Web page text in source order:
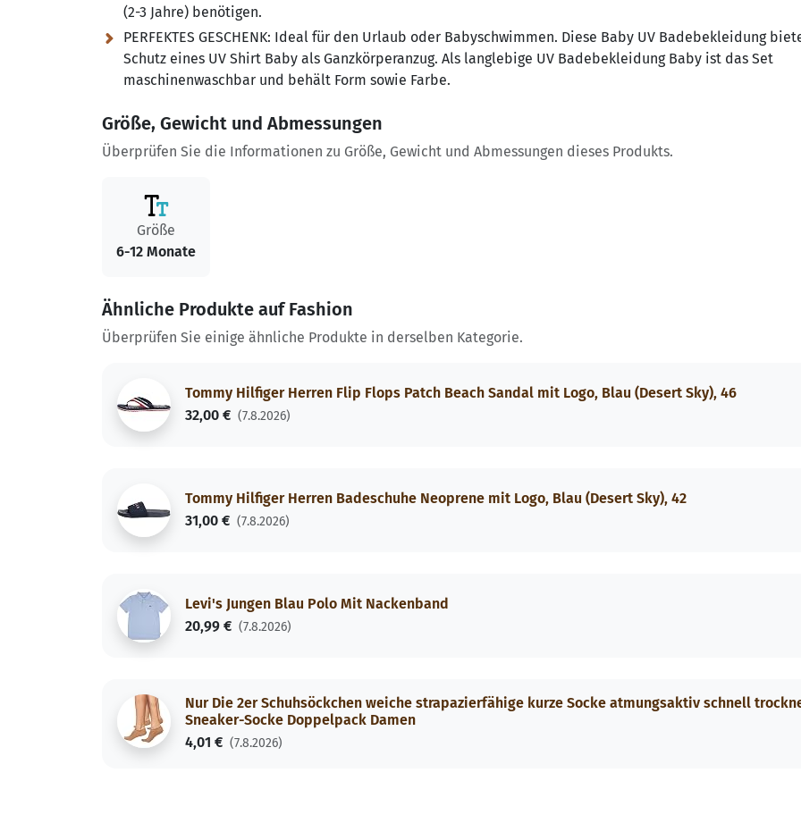
(2-3 Jahre) benötigen.
PERFEKTES GESCHENK: Ideal für den Urlaub oder Babyschwimmen. Diese Baby UV Badebekleidung
Schutz eines UV Shirt Baby als Ganzkörperanzug. Als langlebige UV Badebekleidung Baby ist das Set
maschinenwaschbar und behält Form sowie Farbe.
Größe, Gewicht und Abmessungen
Überprüfen Sie die Informationen zu Größe, Gewicht und Abmessungen dieses Produkts.
Größe
6-12 Monate
Ähnliche Produkte auf Fashion
Überprüfen Sie einige ähnliche Produkte in derselben Kategorie.
Tommy Hilfiger Herren Flip Flops Patch Beach Sandal mit Logo, Blau (Desert Sky), 46
32,00 € (7.8.2026)
Tommy Hilfiger Herren Badeschuhe Neoprene mit Logo, Blau (Desert Sky), 42
31,00 € (7.8.2026)
Levi's Jungen Blau Polo Mit Nackenband
20,99 € (7.8.2026)
Nur Die 2er Schuhsöckchen weiche strapazierfähige kurze Socke atmungsaktiv schnell
Sneaker-Socke Doppelpack Damen
4,01 € (7.8.2026)